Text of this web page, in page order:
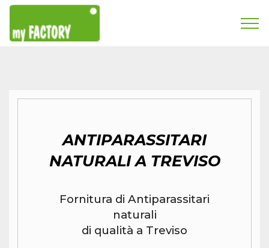
ANTIPARASSITARI
NATURALI A TREVISO
Fornitura di Antiparassitari
naturali
di qualità a Treviso